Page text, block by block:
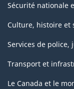
Sécurité nationale
Culture, histoire et
Services de police,
Transport et
Le Canada et le